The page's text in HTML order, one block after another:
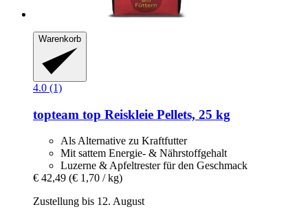
Warenkorb
4.0 (1)
topteam top Reiskleie Pellets, 25 kg
Als Alternative zu Kraftfutter
Mit sattem Energie- & Nährstoffgehalt
Luzerne & Apfeltrester für den Geschmack
€ 42,49 (€ 1,70 / kg)
Zustellung bis 12. August